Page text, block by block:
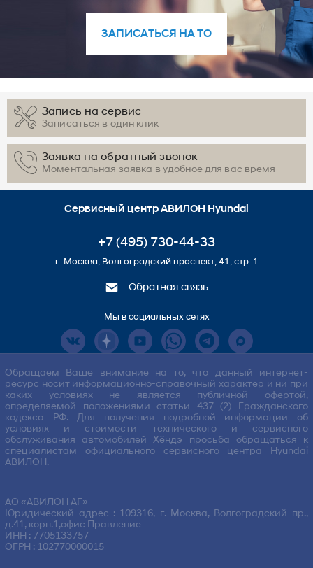
ЗАПИСАТЬСЯ НА ТО
Запись на сервис
Записаться в один клик
Заявка на обратный звонок
Моментальная заявка в удобное для вас время
Сервисный центр АВИЛОН Hyundai
+7 (495) 730-44-33
г. Москва, Волгоградский проспект, 41, стр. 1
Обратная связь
Мы в социальных сетях
Обращаем Ваше внимание на то, что данный интернет-
ресурс носит информационно-справочный характер и ни при
каких условиях не является публичной офертой,
определяемой положениями статьи 437 (2) Гражданского
кодекса РФ. Для получения подробной информации об
условиях и стоимости технического и сервисного
обслуживания автомобилей Хёндэ просьба обращаться к
специалистам официального сервисного центра Hyundai
АВИЛОН.
АО «АВИЛОН АГ»
Юридический адрес : 109316, г. Москва, Волгоградский пр.,
д.41, корп.1,офис Правление
ИНН : 7705133757
ОГРН : 102770000015